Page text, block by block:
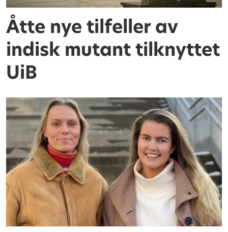
Åtte nye tilfeller av
indisk mutant tilknyttet
UiB